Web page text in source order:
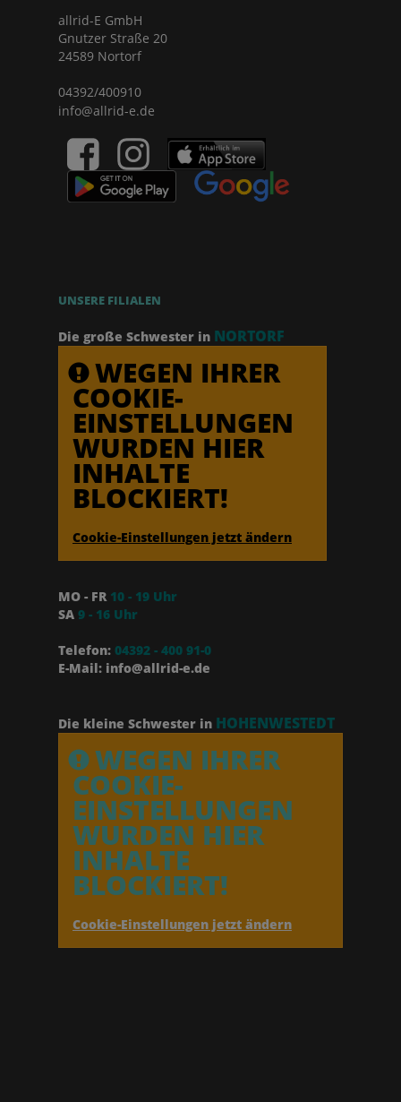
allrid-E GmbH
Gnutzer Straße 20
24589 Nortorf
04392/400910
info@allrid-e.de
UNSERE FILIALEN
Die große Schwester in NORTORF
WEGEN IHRER
COOKIE-
EINSTELLUNGEN
WURDEN HIER
INHALTE
BLOCKIERT!
Cookie-Einstellungen jetzt ändern
MO - FR 10 - 19 Uhr
SA 9 - 16 Uhr
Telefon: 04392 - 400 91-0
E-Mail: info@allrid-e.de
Die kleine Schwester in HOHENWESTEDT
WEGEN IHRER
COOKIE-
EINSTELLUNGEN
WURDEN HIER
INHALTE
BLOCKIERT!
Cookie-Einstellungen jetzt ändern